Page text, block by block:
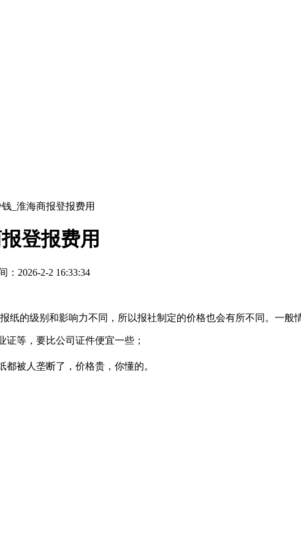
_淮海商报登报费用
登报费用
：2026-2-2 16:33:34
纸的级别和影响力不同，所以报社制定的价格也会有所不同。一般
等，要比公司证件便宜一些；
被人垄断了，价格贵，你懂的。